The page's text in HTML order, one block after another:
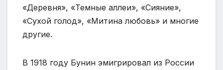
«Деревня», «Темные аллеи», «Сияние»,
«Сухой голод», «Митина любовь» и многие
другие.
В 1918 году Бунин эмигрировал из России